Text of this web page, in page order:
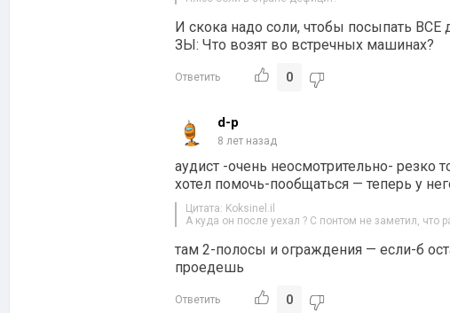
И скока надо соли, чтобы посыпать ВСЕ
ЗЫ: Что возят во встречных машинах?
Ответить 0
d-p
8 лет назад
аудист -очень неосмотрительно- резко
хотел помочь-пообщаться — теперь у
Цитата: Koksinel.il
А куда он после уехал ? С понтом не заметил, что
там 2-полосы и ограждения — если-б
проедешь
Ответить 0